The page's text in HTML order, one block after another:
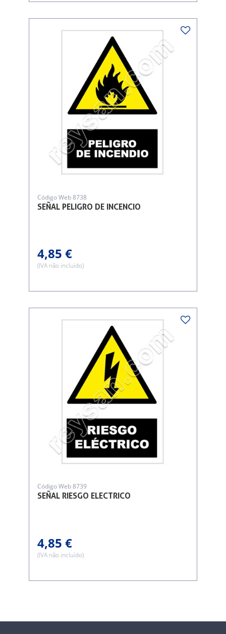
SEÑAL PELIGRO DE INCENCIO
Código Web 8738
4,85 €
(IVA não incluído)
SEÑAL RIESGO ELECTRICO
Código Web 8739
4,85 €
(IVA não incluído)